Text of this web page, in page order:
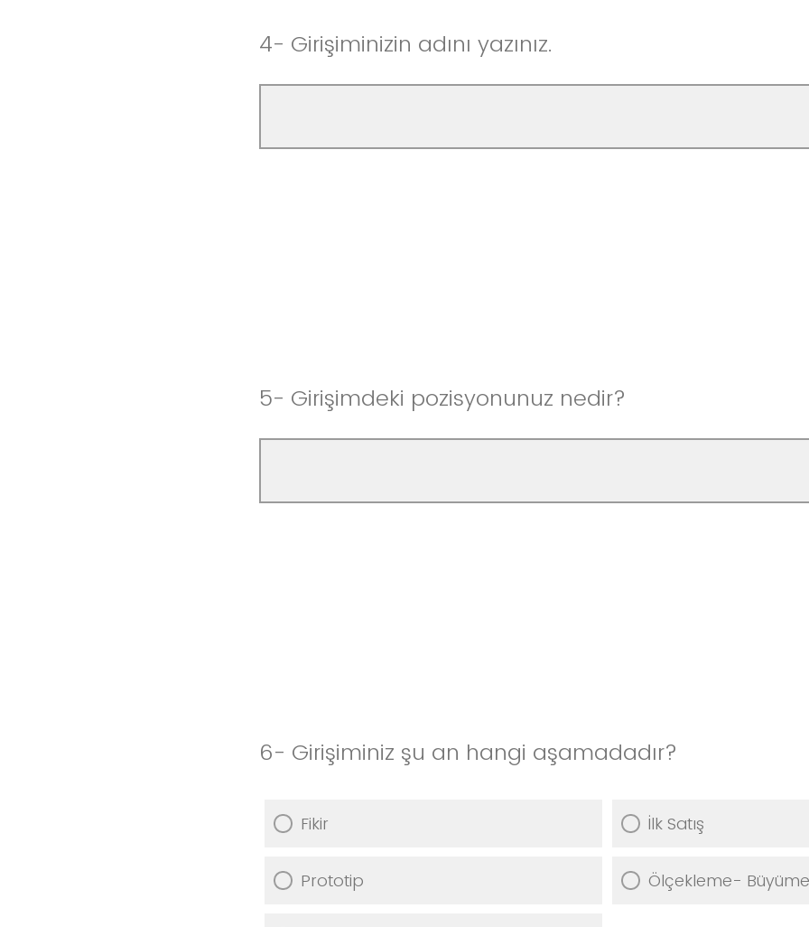
4- Girişiminizin adını yazınız.
5- Girişimdeki pozisyonunuz nedir?
6- Girişiminiz şu an hangi aşamadadır?
Fikir İlk Satış
Prototip Ölçekleme- Büyüme